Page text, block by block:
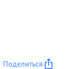
Поделиться